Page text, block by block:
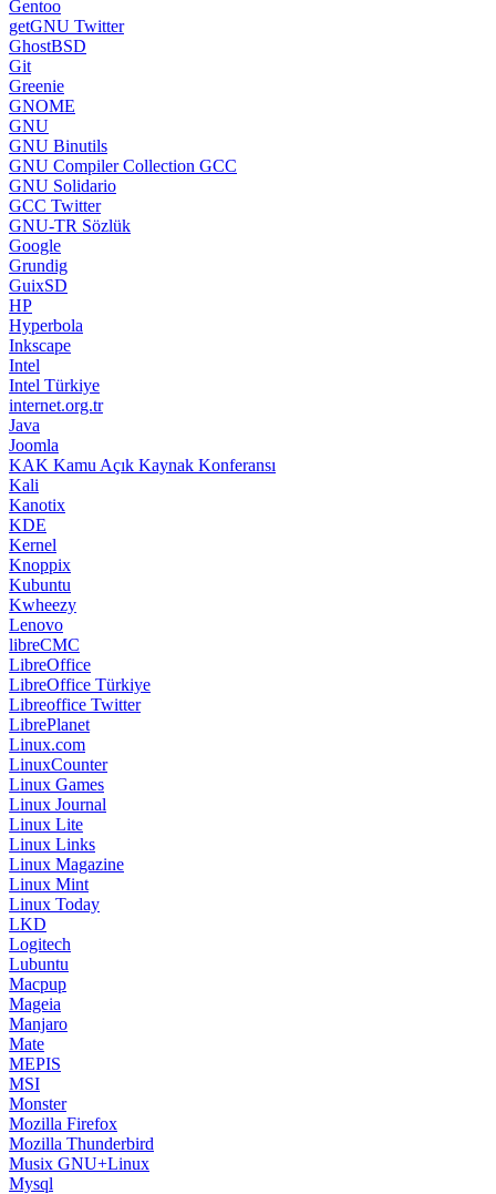
Gentoo
getGNU Twitter
GhostBSD
Git
Greenie
GNOME
GNU
GNU Binutils
GNU Compiler Collection GCC
GNU Solidario
GCC Twitter
GNU-TR Sözlük
Google
Grundig
GuixSD
HP
Hyperbola
Inkscape
Intel
Intel Türkiye
internet.org.tr
Java
Joomla
KAK Kamu Açık Kaynak Konferansı
Kali
Kanotix
KDE
Kernel
Knoppix
Kubuntu
Kwheezy
Lenovo
libreCMC
LibreOffice
LibreOffice Türkiye
Libreoffice Twitter
LibrePlanet
Linux.com
LinuxCounter
Linux Games
Linux Journal
Linux Lite
Linux Links
Linux Magazine
Linux Mint
Linux Today
LKD
Logitech
Lubuntu
Macpup
Mageia
Manjaro
Mate
MEPIS
MSI
Monster
Mozilla Firefox
Mozilla Thunderbird
Musix GNU+Linux
Mysql